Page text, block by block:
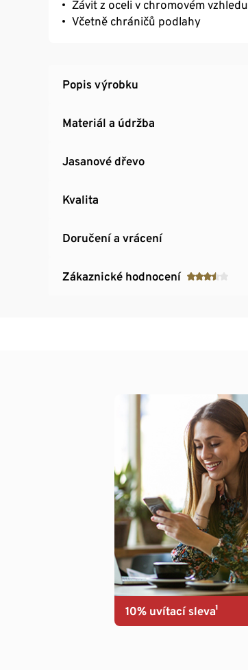
Závit z oceli v chromovém vzhledu
Včetně chráničů podlahy
Popis výrobku
Materiál a údržba
Jasanové dřevo
Kvalita
Doručení a vrácení
Zákaznické hodnocení
10% uvítací sleva¹